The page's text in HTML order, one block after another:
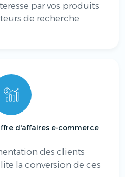
par vos produits
de recherche.
d'affaires e-commerce
des clients
la conversion de ces